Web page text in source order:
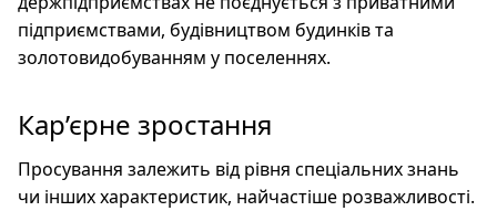
підприємствами, будівництвом будинків та
золотовидобуванням у поселеннях.
Кар’єрне зростання
Просування залежить від рівня спеціальних знань
чи інших характеристик, найчастіше розважливості.